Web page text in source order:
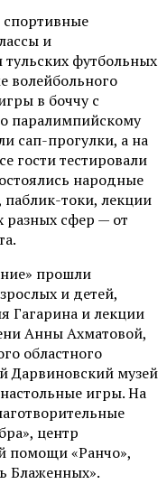
спортивные
и
футбольных
волейбольного
в боччу с
паралимпийскому
сап-прогулки, а на
гости тестировали
народные
токи, лекции
разных сфер — от
прошли
и детей,
Гагарина и лекции
Анны Ахматовой,
областного
Дарвиновский музей
игры. На
центр
помощи «Ранчо»,
Блаженных».